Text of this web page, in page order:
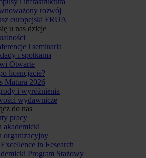
rozwój
europejski ERUA
u nas dzieje
i seminaria
i spotkania
Otwarte
licencjacie?
Matura 2026
i wyróżnienia
wydawnicze
do nas
pracy
akademicki
organizacyjny
in Research
Program Stażowy